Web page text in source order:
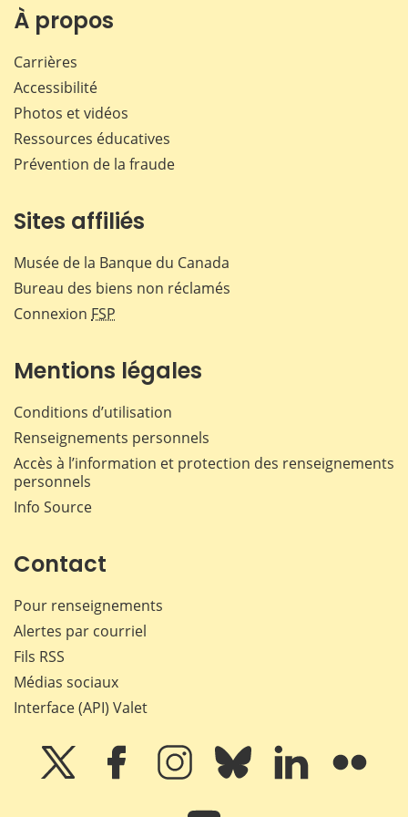
À propos
Carrières
Accessibilité
Photos et vidéos
Ressources éducatives
Prévention de la fraude
Sites affiliés
Musée de la Banque du Canada
Bureau des biens non réclamés
Connexion FSP
Mentions légales
Conditions d’utilisation
Renseignements personnels
Accès à l’information et protection des renseignements
personnels
Info Source
Contact
Pour renseignements
Alertes par courriel
Fils RSS
Médias sociaux
Interface (API) Valet